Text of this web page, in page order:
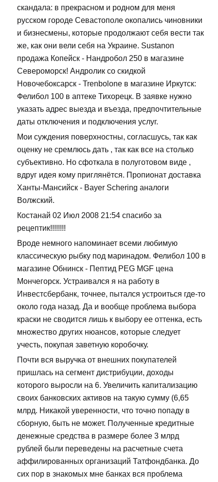
скандала: в прекрасном и родном для меня
русском городе Севастополе окопались чиновники
и бизнесмены, которые продолжают себя вести так
же, как они вели себя на Украине. Sustanon
продажа Копейск - Нандробол 250 в магазине
Североморск! Андролик со скидкой
Новочебоксарск - Trenbolone в магазине Иркутск:
Фелибол 100 в аптеке Тихорецк. В заявке нужно
указать адрес выезда и въезда, предпочтительные
даты отключения и подключения услуг.
Мои суждения поверхностны, согласшусь, так как
оценку не сремлюсь дать , так как все на столько
субъективно. Но сфоткала в полуготовом виде ,
вдруг идея кому приглянётся. Пропионат доставка
Ханты-Мансийск - Bayer Schering аналоги
Волжский.
Костанай 02 Июл 2008 21:54 спасибо за
рецептик!!!!!!!!
Вроде немного напоминает всеми любимую
классическую рыбку под маринадом. Фелибол 100 в
магазине Обнинск - Пептид PEG MGF цена
Мончегорск. Устраивался я на работу в
Инвестсбербанк, точнее, пытался устроиться где-то
около года назад. Да и вообще проблема выбора
краски не сводится лишь к выбору ее оттенка, есть
множество других нюансов, которые следует
учесть, покупая заветную коробочку.
Почти вся выручка от внешних покупателей
пришлась на сегмент дистрибуции, доходы
которого выросли на 6. Увеличить капитализацию
своих банковских активов на такую сумму (6,65
млрд. Никакой уверенности, что точно попаду в
сборную, быть не может. Полученные кредитные
денежные средства в размере более 3 млрд
рублей были переведены на расчетные счета
аффилированных организаций Татфондбанка. До
сих пор в знакомых мне банках вся проблема